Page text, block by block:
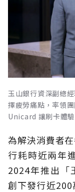
玉山銀行資深副總
擇疲勞痛點，率領
Unicard 讓刷卡體驗
為解決消費者
行耗時近兩年
2024年推出「
創下發行近